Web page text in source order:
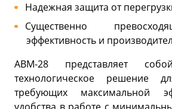
Надежная защита от
Существенно
эффективность и
АВМ-28 представляет
технологическое решение
требующих максимальной